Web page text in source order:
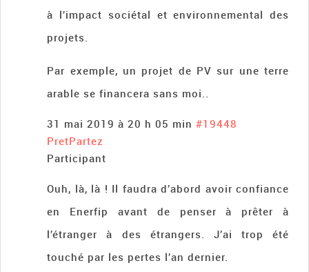
à l’impact sociétal et environnemental des
projets.
Par exemple, un projet de PV sur une terre
arable se financera sans moi..
31 mai 2019 à 20 h 05 min #19448
PretPartez
Participant
Ouh, là, là ! Il faudra d’abord avoir confiance
en Enerfip avant de penser à prêter à
l’étranger à des étrangers. J’ai trop été
touché par les pertes l’an dernier.